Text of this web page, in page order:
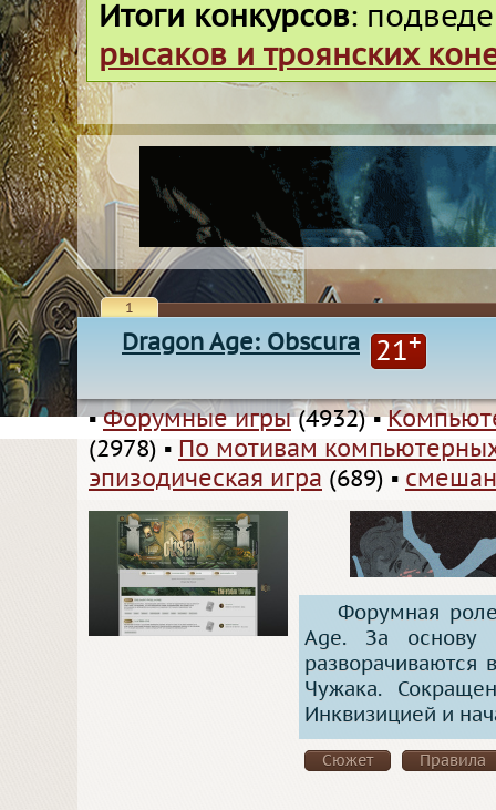
Итоги конкурсов:
рысаков и троянских
1
Dragon Age: Obscura 21+
▪Форумные игры(4932)▪
(2978) ▪ По мотивам
эпизодическая игра (689) ▪
Форумная
Age. За основу
разворачиваются
Чужака.
Инквизицией и
Сюжет Правила